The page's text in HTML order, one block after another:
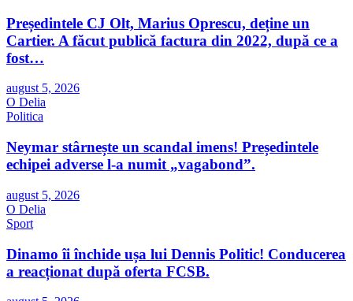
Președintele CJ Olt, Marius Oprescu, deține un
Cartier. A făcut publică factura din 2022, după ce a
fost…
august 5, 2026
O Delia
Politica
Neymar stârnește un scandal imens! Președintele
echipei adverse l-a numit „vagabond”.
august 5, 2026
O Delia
Sport
Dinamo îi închide ușa lui Dennis Politic! Conducerea
a reacționat după oferta FCSB.